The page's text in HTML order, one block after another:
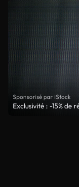
Sponsorisé par iStock
Exclusivité : -15% de